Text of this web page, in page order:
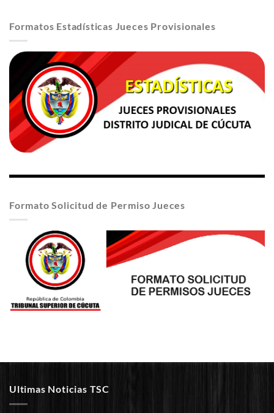
Formatos Estadísticas Jueces Provisionales
Formato Solicitud de Permiso Jueces
Ultimas Noticias TSC